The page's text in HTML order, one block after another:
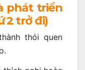
phát triển
2 trở đi)
thói quen